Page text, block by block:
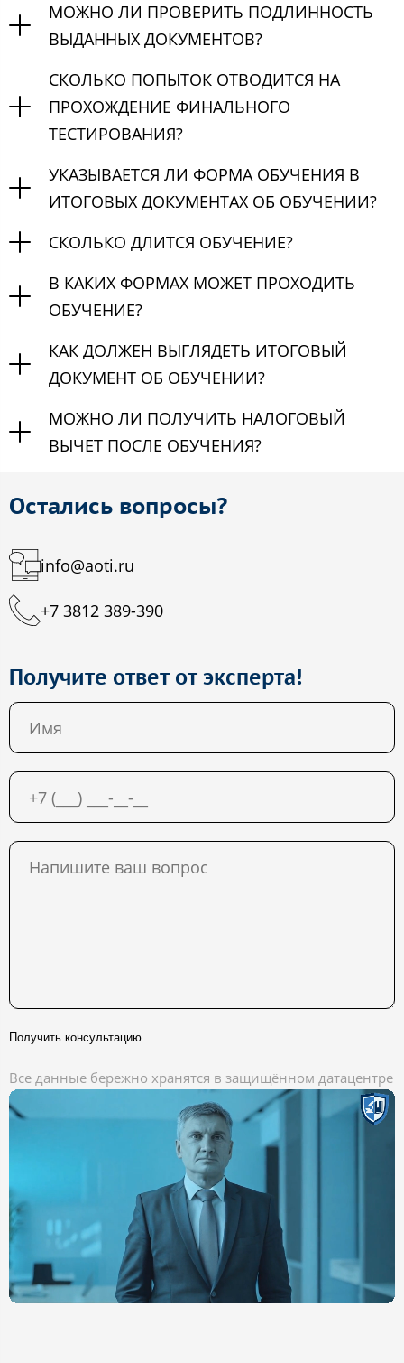
МОЖНО ЛИ ПРОВЕРИТЬ ПОДЛИННОСТЬ
ВЫДАННЫХ ДОКУМЕНТОВ?
СКОЛЬКО ПОПЫТОК ОТВОДИТСЯ НА
ПРОХОЖДЕНИЕ ФИНАЛЬНОГО
ТЕСТИРОВАНИЯ?
УКАЗЫВАЕТСЯ ЛИ ФОРМА ОБУЧЕНИЯ В
ИТОГОВЫХ ДОКУМЕНТАХ ОБ ОБУЧЕНИИ?
СКОЛЬКО ДЛИТСЯ ОБУЧЕНИЕ?
В КАКИХ ФОРМАХ МОЖЕТ ПРОХОДИТЬ
ОБУЧЕНИЕ?
КАК ДОЛЖЕН ВЫГЛЯДЕТЬ ИТОГОВЫЙ
ДОКУМЕНТ ОБ ОБУЧЕНИИ?
МОЖНО ЛИ ПОЛУЧИТЬ НАЛОГОВЫЙ
ВЫЧЕТ ПОСЛЕ ОБУЧЕНИЯ?
Остались вопросы?
info@aoti.ru
+7 3812 389-390
Получите ответ от эксперта!
Получить консультацию
Все данные бережно хранятся в защищённом датацентре